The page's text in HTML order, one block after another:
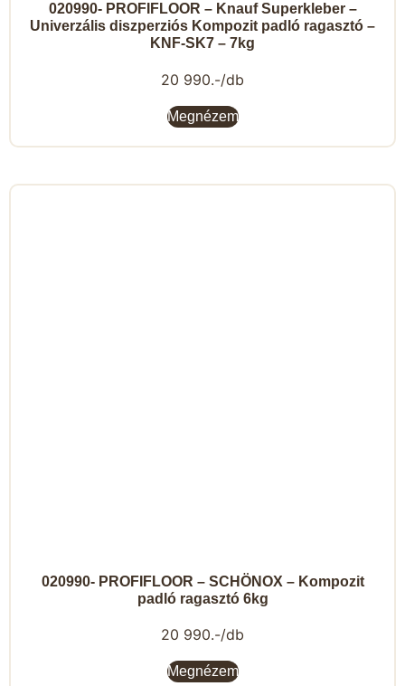
020990- PROFIFLOOR – Knauf Superkleber –
Univerzális diszperziós Kompozit padló ragasztó –
KNF-SK7 – 7kg
20 990.-/db
Megnézem
020990- PROFIFLOOR – SCHÖNOX – Kompozit
padló ragasztó 6kg
20 990.-/db
Megnézem